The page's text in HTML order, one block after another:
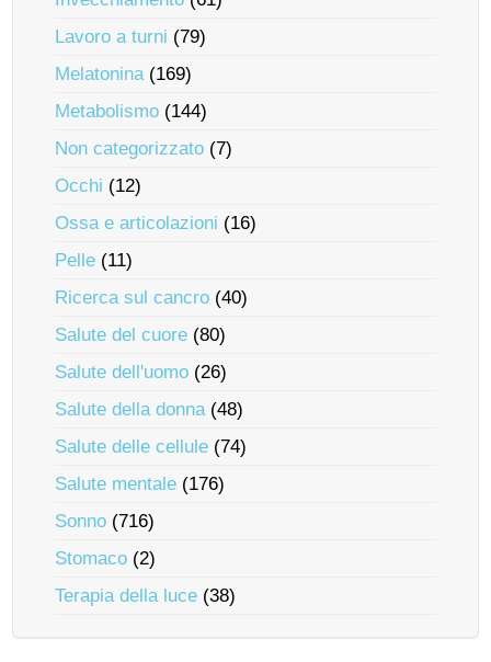
Lavoro a turni (79)
Melatonina(169)
Metabolismo (144)
Non categorizzato (7)
Occhi (12)
Ossa e articolazioni (16)
Pelle (11)
Ricerca sul cancro (40)
Salute del cuore (80)
Salute dell'uomo (26)
Salute della donna(48)
Salute delle cellule (74)
Salute mentale (176)
Sonno (716)
Stomaco (2)
Terapia della luce (38)